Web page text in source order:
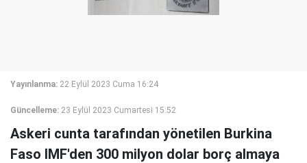
Yayınlanma: 22 Eylül 2023 Cuma 16:24
Güncelleme: 23 Eylül 2023 Cumartesi 15:52
Askeri cunta tarafından yönetilen Burkina
Faso IMF'den 300 milyon dolar borç almaya